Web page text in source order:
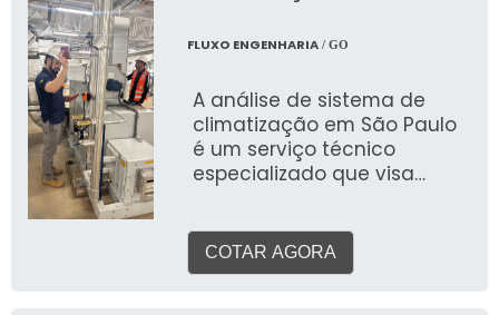
operação para alcançar o
máximo conforto, eficiência
FLUXO ENGENHARIA/ GO
A análise de sistema de
climatização em São Paulo
é um serviço técnico
especializado que visa
sistemas de aquecimento,
ventilação e ar
COTAR AGORA